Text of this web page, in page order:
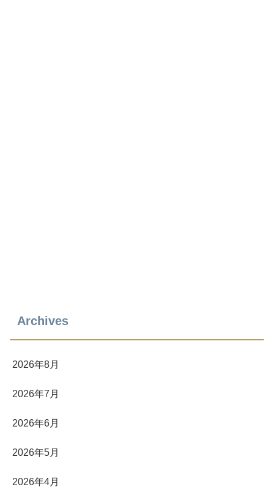
Archives
2026年8月
2026年7月
2026年6月
2026年5月
2026年4月